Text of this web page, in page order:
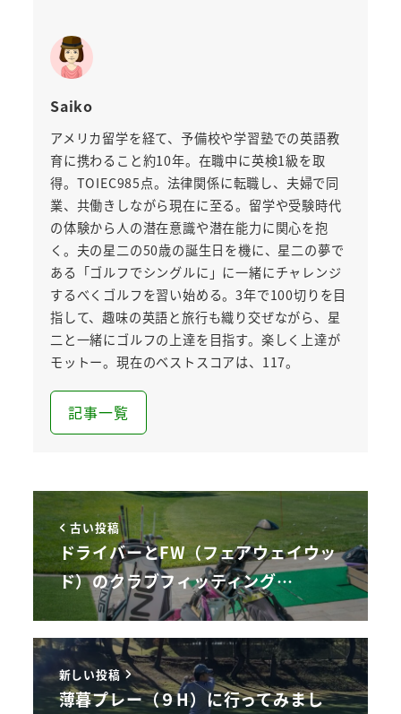
Saiko
アメリカ留学を経て、予備校や学習塾での英語教
育に携わること約10年。在職中に英検1級を取
得。TOIEC985点。法律関係に転職し、夫婦で同
業、共働きしながら現在に至る。留学や受験時代
の体験から人の潜在意識や潜在能力に関心を抱
く。夫の星二の50歳の誕生日を機に、星二の夢で
ある「ゴルフでシングルに」に一緒にチャレンジ
するべくゴルフを習い始める。3年で100切りを目
指して、趣味の英語と旅行も織り交ぜながら、星
二と一緒にゴルフの上達を目指す。楽しく上達が
モットー。現在のベストスコアは、117。
記事一覧
古い投稿
ドライバーとFW（フェアウェイウッ
ド）のクラブフィッティング…
新しい投稿
薄暮プレー（９H）に行ってみまし